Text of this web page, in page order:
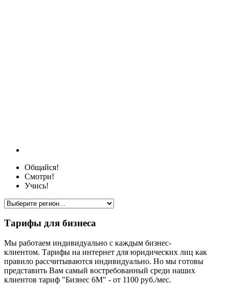
Общайся!
Смотри!
Учись!
Тарифы для бизнеса
Мы работаем индивидуально с каждым бизнес-
клиентом. Тарифы на интернет для юридических лиц как
правило рассчитываются индивидуально. Но мы готовы
представить Вам самый востребованный среди наших
клиентов тариф "Бизнес 6М" - от 1100 руб./мес.